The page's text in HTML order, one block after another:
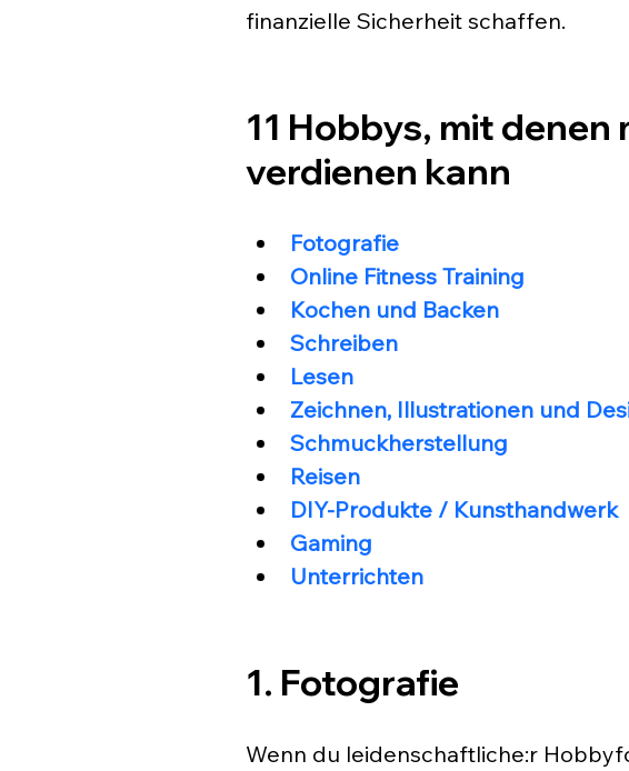
finanzielle Sicherheit schaffen.
11 Hobbys, mit denen
verdienen kann
Fotografie
Online Fitness Training
Kochen und Backen
Schreiben
Lesen
Zeichnen, Illustrationen und
Schmuckherstellung
Reisen
DIY-Produkte / Kunsthandwerk
Gaming
Unterrichten
1. Fotografie
Wenn du leidenschaftliche:r